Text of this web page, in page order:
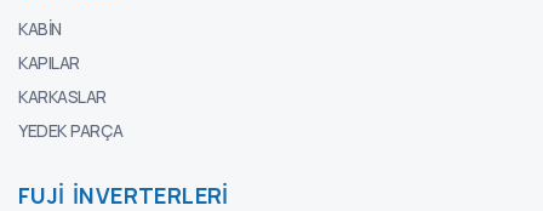
KABIN
KAPILAR
KARKASLAR
YEDEK PARÇA
FUJI İNVERTERLERI